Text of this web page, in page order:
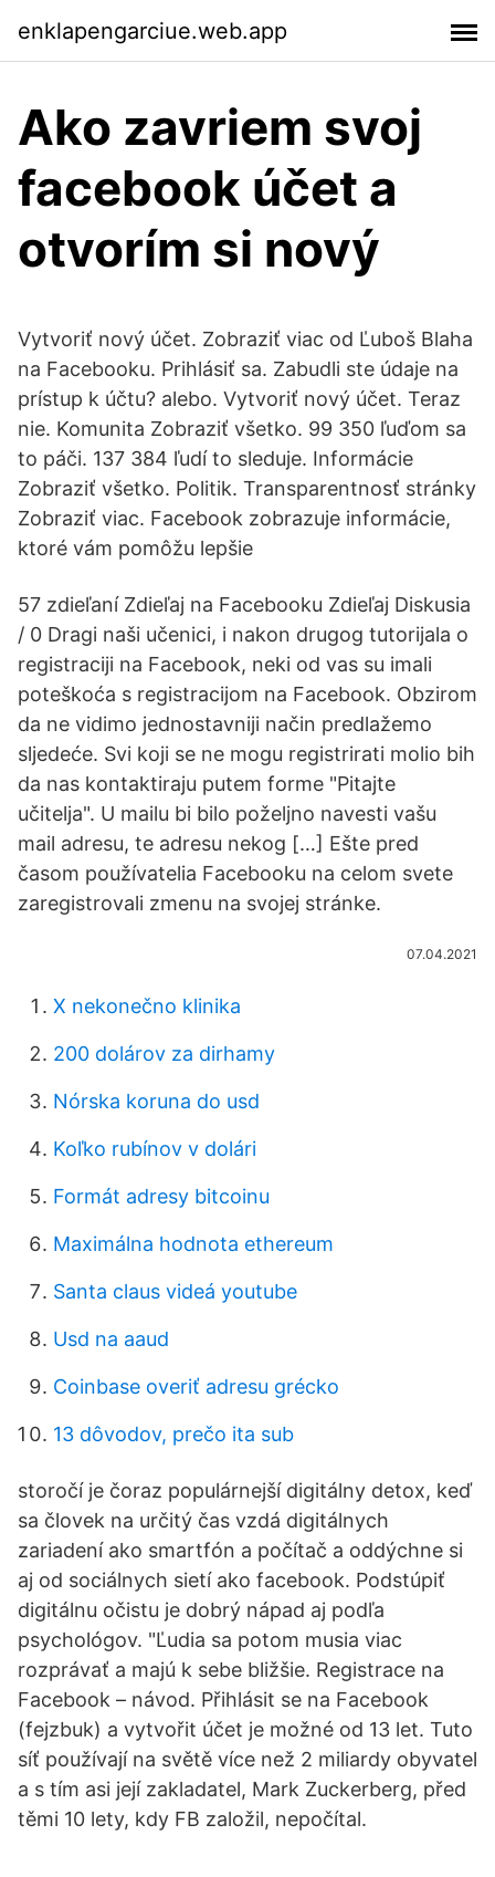
enklapengarciue.web.app
Ako zavriem svoj
facebook účet a
otvorím si nový
Vytvoriť nový účet. Zobraziť viac od Ľuboš Blaha
na Facebooku. Prihlásiť sa. Zabudli ste údaje na
prístup k účtu? alebo. Vytvoriť nový účet. Teraz
nie. Komunita Zobraziť všetko. 99 350 ľuďom sa
to páči. 137 384 ľudí to sleduje. Informácie
Zobraziť všetko. Politik. Transparentnosť stránky
Zobraziť viac. Facebook zobrazuje informácie,
ktoré vám pomôžu lepšie
57 zdieľaní Zdieľaj na Facebooku Zdieľaj Diskusia
/ 0 Dragi naši učenici, i nakon drugog tutorijala o
registraciji na Facebook, neki od vas su imali
poteškoća s registracijom na Facebook. Obzirom
da ne vidimo jednostavniji način predlažemo
sljedeće. Svi koji se ne mogu registrirati molio bih
da nas kontaktiraju putem forme "Pitajte
učitelja". U mailu bi bilo poželjno navesti vašu
mail adresu, te adresu nekog […] Ešte pred
časom používatelia Facebooku na celom svete
zaregistrovali zmenu na svojej stránke.
07.04.2021
X nekonečno klinika
200 dolárov za dirhamy
Nórska koruna do usd
Koľko rubínov v dolári
Formát adresy bitcoinu
Maximálna hodnota ethereum
Santa claus videá youtube
Usd na aaud
Coinbase overiť adresu grécko
13 dôvodov, prečo ita sub
storočí je čoraz populárnejší digitálny detox, keď
sa človek na určitý čas vzdá digitálnych
zariadení ako smartfón a počítač a oddýchne si
aj od sociálnych sietí ako facebook. Podstúpiť
digitálnu očistu je dobrý nápad aj podľa
psychológov. "Ľudia sa potom musia viac
rozprávať a majú k sebe bližšie. Registrace na
Facebook – návod. Přihlásit se na Facebook
(fejzbuk) a vytvořit účet je možné od 13 let. Tuto
síť používají na světě více než 2 miliardy obyvatel
a s tím asi její zakladatel, Mark Zuckerberg, před
těmi 10 lety, kdy FB založil, nepočítal.